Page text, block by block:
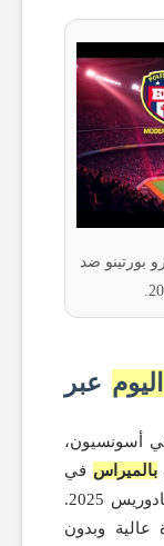
بورتينو ضد
عبر
أسونسيون،
بالميراس في
ضمن بطولة كوبا ليبرتادوريس 2025.
عالية وبدون